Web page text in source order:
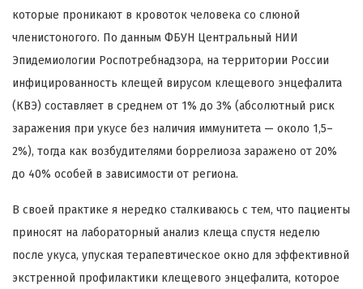
которые проникают в кровоток человека со слюной
членистоногого. По данным ФБУН Центральный НИИ
Эпидемиологии Роспотребнадзора, на территории России
инфицированность клещей вирусом клещевого энцефалита
(КВЭ) составляет в среднем от 1% до 3% (абсолютный риск
заражения при укусе без наличия иммунитета — около 1,5–
2%), тогда как возбудителями боррелиоза заражено от 20%
до 40% особей в зависимости от региона.
В своей практике я нередко сталкиваюсь с тем, что пациенты
приносят на лабораторный анализ клеща спустя неделю
после укуса, упуская терапевтическое окно для эффективной
экстренной профилактики клещевого энцефалита, которое